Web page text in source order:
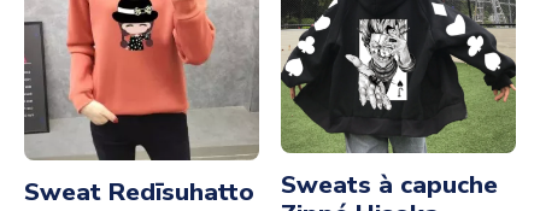
Sweat Redīsuhatto
Sweats à capuche